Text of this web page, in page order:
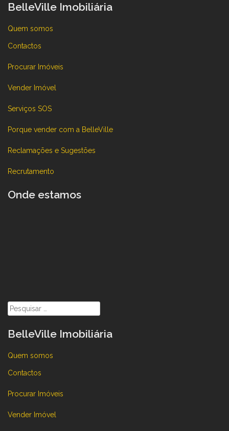
BelleVille Imobiliária
Quem somos
Contactos
Procurar Imóveis
Vender Imóvel
Serviços SOS
Porque vender com a BelleVille
Reclamações e Sugestões
Recrutamento
Onde estamos
Pesquisar
por:
BelleVille Imobiliária
Quem somos
Contactos
Procurar Imóveis
Vender Imóvel